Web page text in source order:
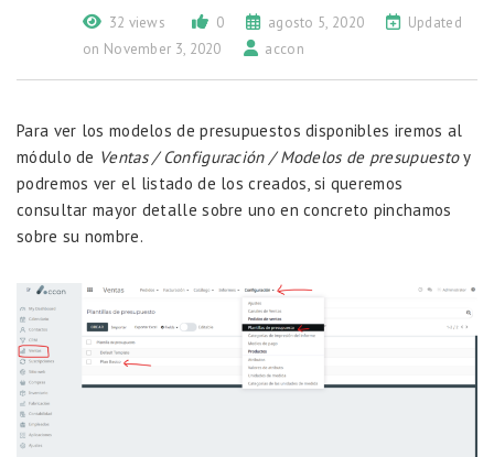
32 views 0 agosto 5, 2020
Updated
on November 3, 2020
accon
Para ver los modelos de presupuestos disponibles iremos al
módulo de Ventas / Configuración / Modelos de presupuestoy
podremos ver el listado de los creados, si queremos
consultar mayor detalle sobre uno en concreto pinchamos
sobre su nombre.